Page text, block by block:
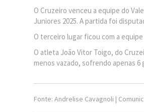
O Cruzeiro venceu a equipe do
Juniores 2025. A partida foi
O terceiro lugar ficou com a
O atleta João Vitor Toigo, do
menos vazado, sofrendo apenas 6
Fonte: Andrelise Cavagnoli |